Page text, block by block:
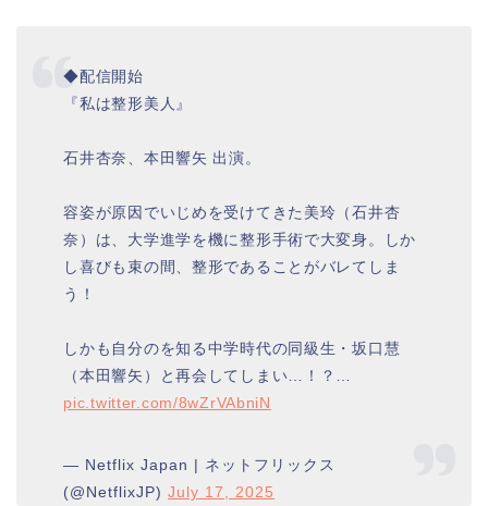
◆配信開始
『私は整形美人』
石井杏奈、本田響矢 出演。
容姿が原因でいじめを受けてきた美玲（石井杏
奈）は、大学進学を機に整形手術で大変身。しか
し喜びも束の間、整形であることがバレてしま
う！
しかも自分のを知る中学時代の同級生・坂口慧
（本田響矢）と再会してしまい…！？…
pic.twitter.com/8wZrVAbniN
— Netflix Japan | ネットフリックス
(@NetflixJP)July 17, 2025